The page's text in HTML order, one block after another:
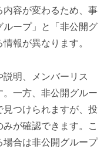
内容が変わるため、事
ープ」と「非公開グ
報が異なります。
明、メンバーリス
。一方、非公開グルー
つけられますが、投
が確認できます。こ
合は非公開グループ